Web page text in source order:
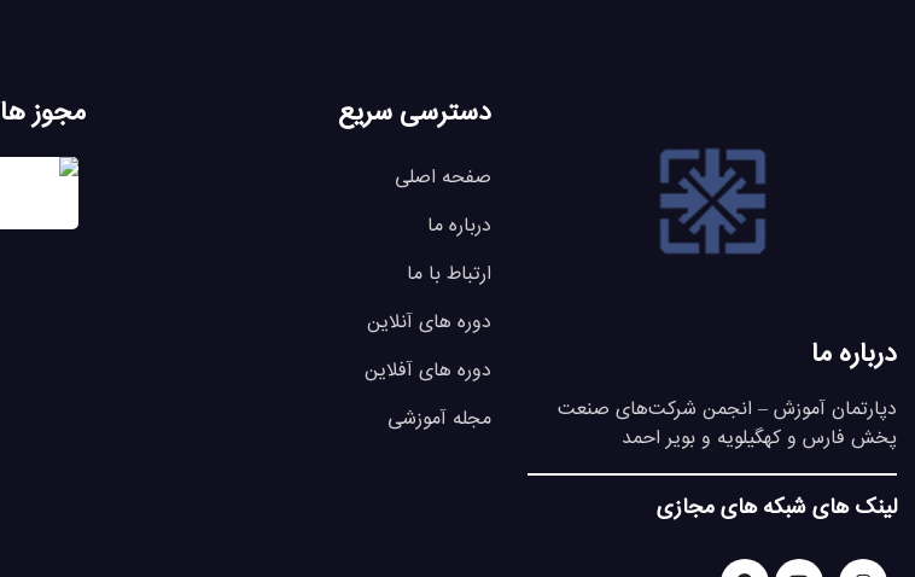
درباره ما
دپارتمان آموزش – انجمن شرکت‌های صنعت
پخش فارس و کهگیلویه و بویر احمد
لینک های شبکه های مجازی
دسترسی سریع
صفحه اصلی
درباره ما
ارتباط با ما
دوره های آنلاین
دوره های آفلاین
مجله آموزشی
مجوز ها